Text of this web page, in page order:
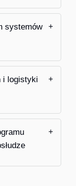
systemów
i logistyki